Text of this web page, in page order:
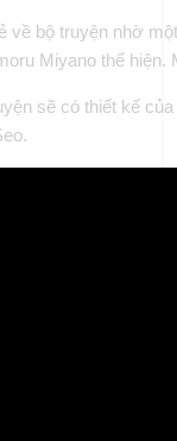
về bộ truyện nhờ
Miyano thể
sẽ có thiết kế